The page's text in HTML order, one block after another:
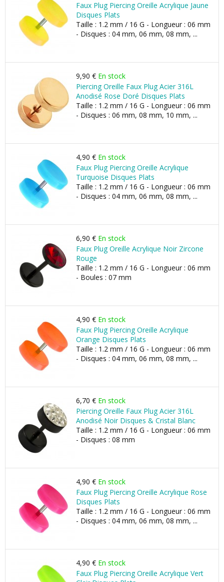
Faux Plug Piercing Oreille Acrylique Jaune
Disques Plats
Taille : 1.2 mm / 16 G - Longueur : 06 mm
- Disques : 04 mm, 06 mm, 08 mm, ...
9,90 € En stock
Piercing Oreille Faux Plug Acier 316L
Anodisé Rose Doré Disques Plats
Taille : 1.2 mm / 16 G - Longueur : 06 mm
- Disques : 06 mm, 08 mm, 10 mm, ...
4,90 € En stock
Faux Plug Piercing Oreille Acrylique
Turquoise Disques Plats
Taille : 1.2 mm / 16 G - Longueur : 06 mm
- Disques : 04 mm, 06 mm, 08 mm, ...
6,90 € En stock
Faux Plug Oreille Acrylique Noir Zircone
Rouge
Taille : 1.2 mm / 16 G - Longueur : 06 mm
- Boules : 07 mm
4,90 € En stock
Faux Plug Piercing Oreille Acrylique
Orange Disques Plats
Taille : 1.2 mm / 16 G - Longueur : 06 mm
- Disques : 04 mm, 06 mm, 08 mm, ...
6,70 € En stock
Piercing Oreille Faux Plug Acier 316L
Anodisé Noir Disques & Cristal Blanc
Taille : 1.2 mm / 16 G - Longueur : 06 mm
- Disques : 08 mm
4,90 € En stock
Faux Plug Piercing Oreille Acrylique Rose
Disques Plats
Taille : 1.2 mm / 16 G - Longueur : 06 mm
- Disques : 04 mm, 06 mm, 08 mm, ...
4,90 € En stock
Faux Plug Piercing Oreille Acrylique Vert